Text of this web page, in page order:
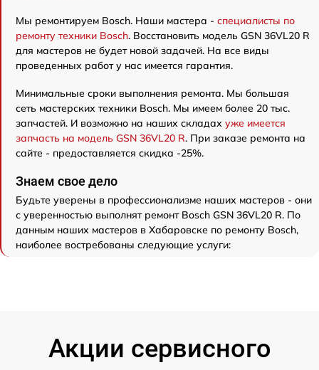
Мы ремонтируем Bosch. Наши мастера - специалисты по
ремонту техники Bosch. Восстановить модель GSN 36VL20 R
для мастеров не будет новой задачей. На все виды
проведенных работ у нас имеется гарантия.
Минимальные сроки выполнения ремонта. Мы большая
сеть мастерских техники Bosch. Мы имеем более 20 тыс.
запчастей. И возможно на наших складах уже имеется
запчасть на модель GSN 36VL20 R. При заказе ремонта на
сайте - предоставляется скидка -25%.
Знаем свое дело
Будьте уверены в профессионализме наших мастеров - они
с уверенностью выполнят ремонт Bosch GSN 36VL20 R. По
данным наших мастеров в Хабаровске по ремонту Bosch,
наиболее востребованы следующие услуги:
Акции сервисного